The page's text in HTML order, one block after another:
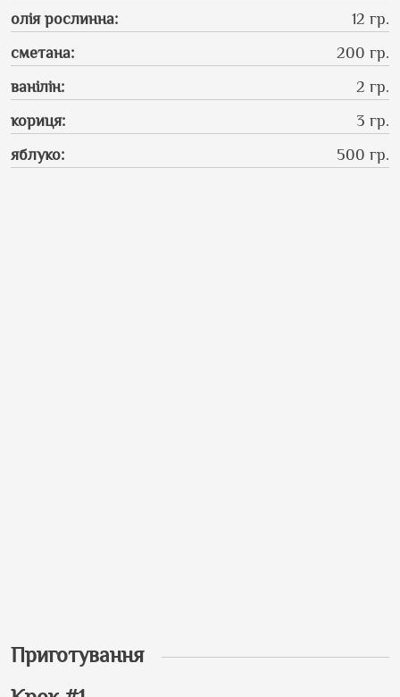
олія рослинна:
12 гр.
сметана:
200 гр.
ванілін:
2 гр.
кориця:
3 гр.
яблуко: 500 гр.
Приготування